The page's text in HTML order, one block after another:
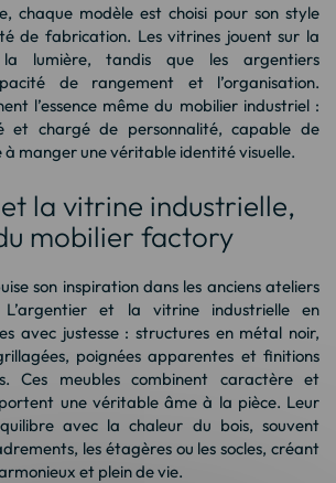
chaque modèle est choisi pour son style
de fabrication. Les vitrines jouent sur la
lumière, tandis que les argentiers
de rangement et l’organisation.
l’essence même du mobilier industriel :
et chargé de personnalité, capable de
manger une véritable identité visuelle.
la vitrine industrielle,
mobilier factory
son inspiration dans les anciens ateliers
et la vitrine industrielle en
avec justesse : structures en métal noir,
poignées apparentes et finitions
Ces meubles combinent caractère et
une véritable âme à la pièce. Leur
avec la chaleur du bois, souvent
les étagères ou les socles, créant
et plein de vie.